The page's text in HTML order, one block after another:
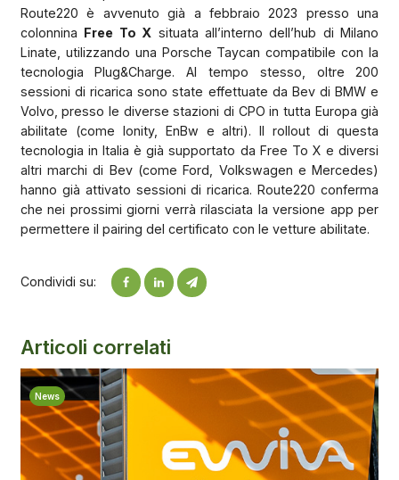
Route220 è avvenuto già a febbraio 2023 presso una
colonnina Free To X situata all’interno dell’hub di Milano
Linate, utilizzando una Porsche Taycan compatibile con la
tecnologia Plug&Charge. Al tempo stesso, oltre 200
sessioni di ricarica sono state effettuate da Bev di BMW e
Volvo, presso le diverse stazioni di CPO in tutta Europa già
abilitate (come Ionity, EnBw e altri). Il rollout di questa
tecnologia in Italia è già supportato da Free To X e diversi
altri marchi di Bev (come Ford, Volkswagen e Mercedes)
hanno già attivato sessioni di ricarica. Route220 conferma
che nei prossimi giorni verrà rilasciata la versione app per
permettere il pairing del certificato con le vetture abilitate.
Condividi su:
Articoli correlati
News